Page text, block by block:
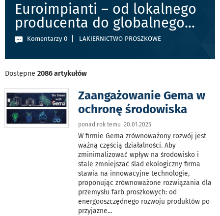
Euroimpianti – od lokalnego
producenta do globalnego...
Komentarzy 0 LAKIERNICTWO PROSZKOWE
Dostępne 2086 artykułów
Zaangażowanie Gema w
ochronę środowiska
ponad rok temu 20.01.2025
W firmie Gema zrównoważony rozwój jest
ważną częścią działalności. Aby
zminimalizować wpływ na środowisko i
stale zmniejszać ślad ekologiczny firma
stawia na innowacyjne technologie,
proponując zrównoważone rozwiązania dla
przemysłu farb proszkowych: od
energooszczędnego rozwoju produktów po
przyjazne...